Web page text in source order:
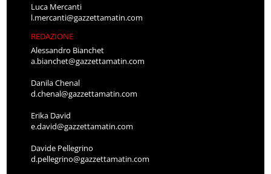
Luca Mercanti
l.mercanti@gazzettamatin.com
REDAZIONE
Alessandro Bianchet
a.bianchet@gazzettamatin.com
Danila Chenal
d.chenal@gazzettamatin.com
Erika David
e.david@gazzettamatin.com
Davide Pellegrino
d.pellegrino@gazzettamatin.com